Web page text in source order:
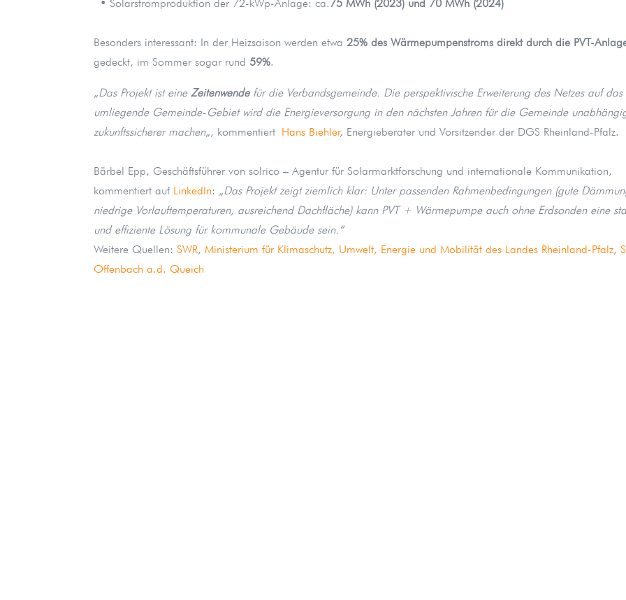
• Solarstromproduktion der 72-kWp-Anlage: ca.75 MWh (2023) und 70 MWh (2024)
Besonders interessant: In der Heizsaison werden etwa25% des Wärmepumpenstroms direkt durch die PVT-
gedeckt, im Sommer sogar rund59%.
„Das Projekt ist eineZeitenwendefür die Verbandsgemeinde. Die perspektivische Erweiterung des Netzes auf das
umliegende Gemeinde-Gebiet wird die Energieversorgung in den nächsten Jahren für die Gemeinde
zukunftssicherer machen„, kommentiert Hans Biehler, Energieberater und Vorsitzender der DGS Rheinland-Pfalz.
Bärbel Epp, Geschäftsführer von solrico – Agentur für Solarmarktforschung und internationale Kommunikation,
kommentiert auf LinkedIn: „Das Projekt zeigt ziemlich klar: Unter passenden Rahmenbedingungen (gute
niedrige Vorlauftemperaturen, ausreichend Dachfläche) kann PVT + Wärmepumpe auch ohne Erdsonden eine
und effiziente Lösung für kommunale Gebäude sein.“
Weitere Quellen:SWR,Ministerium für Klimaschutz, Umwelt, Energie und Mobilität des Landes Rheinland-Pfalz,
Offenbach a.d. Queich